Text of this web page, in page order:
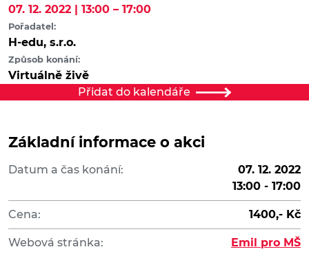
07. 12. 2022 | 13:00 – 17:00
Pořadatel:
H-edu, s.r.o.
Způsob konání:
Virtuálně živě
Přidat do kalendáře
Základní informace o akci
Datum a čas konání:
07. 12. 2022
13:00 - 17:00
Cena: 1400,- Kč
Webová stránka: Emil pro MŠ